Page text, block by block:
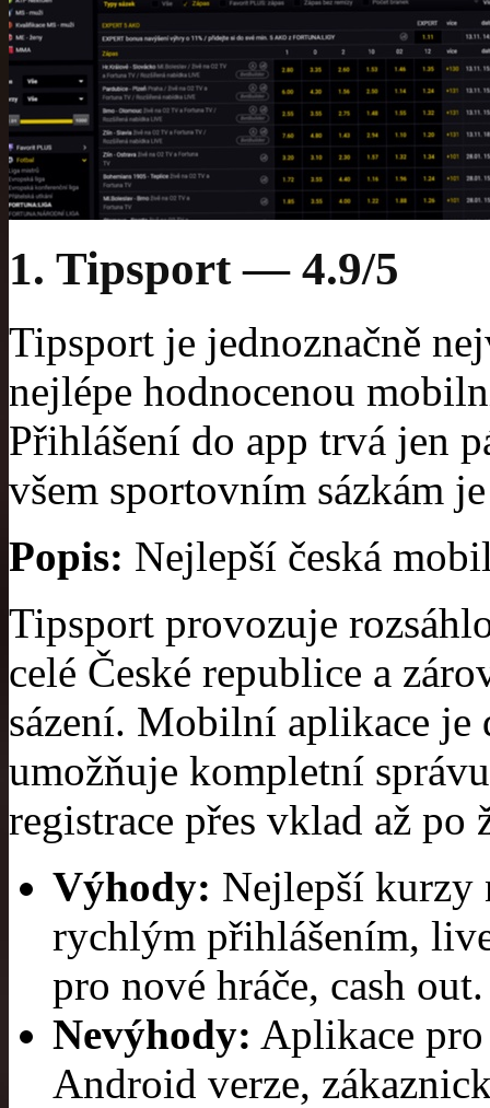
1. Tipsport — 4.9/5
Tipsport je jednoznačně
nejlépe hodnocenou
Přihlášení do app trvá jen
všem sportovním sázkám
Popis: Nejlepší česká
Tipsport provozuje
celé České republice a
sázení. Mobilní aplikace
umožňuje kompletní
registrace přes vklad až
Výhody: Nejlepší kurzy
rychlým přihlášením,
pro nové hráče, cash out.
Nevýhody: Aplikace
Android verze,